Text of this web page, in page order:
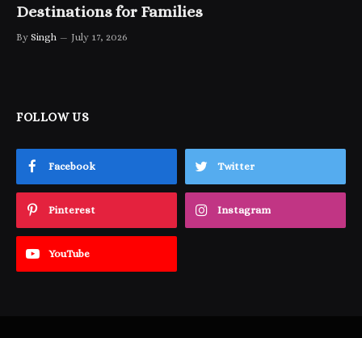
Destinations for Families
By Singh July 17, 2026
FOLLOW US
Facebook Twitter
Pinterest Instagram
YouTube